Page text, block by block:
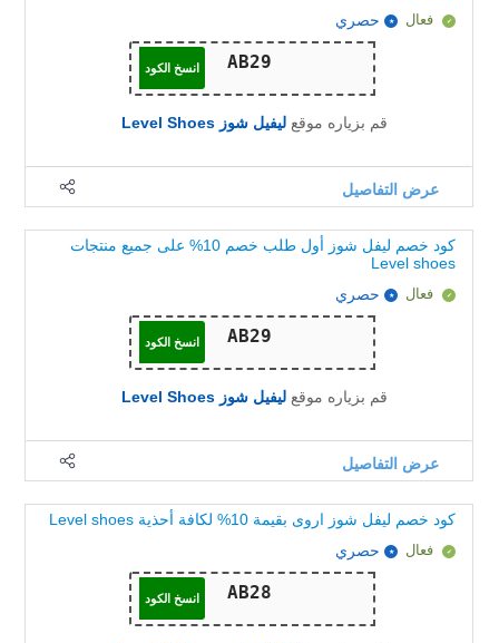
فعال حصري
انسخ الكود
قم بزياره موقعليفيل شوز Level Shoes
عرض التفاصيل
كود خصم ليفل شوز أول طلب خصم 10% على جميع منتجات
Level shoes
فعال حصري
انسخ الكود
قم بزياره موقعليفيل شوز Level Shoes
عرض التفاصيل
كود خصم ليفل شوز اروى بقيمة 10% لكافة أحذية Level shoes
فعال حصري
انسخ الكود